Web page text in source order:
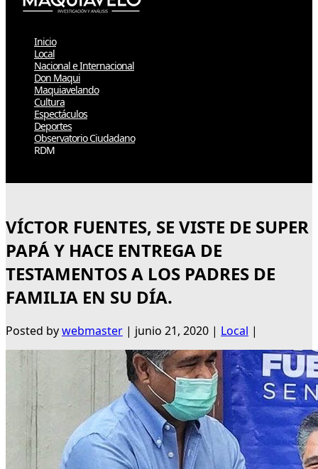
Inicio
Local
Nacional e Internacional
Don Maqui
Maquiavelando
Cultura
Espectáculos
Deportes
Observatorio Ciudadano
RDM
VÍCTOR FUENTES, SE VISTE DE SUPER
PAPÁ Y HACE ENTREGA DE
TESTAMENTOS A LOS PADRES DE
FAMILIA EN SU DÍA.
Posted bywebmaster | junio 21, 2020 | Local |